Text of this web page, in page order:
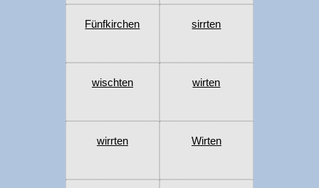
Fünfkirchen sirrten
wischten wirten
wirrten Wirten